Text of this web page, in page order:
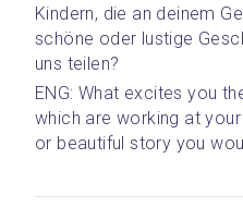
Kindern, die an deinem
schöne oder lustige
uns teilen?
ENG: What excites you
which are working at
or beautiful story you